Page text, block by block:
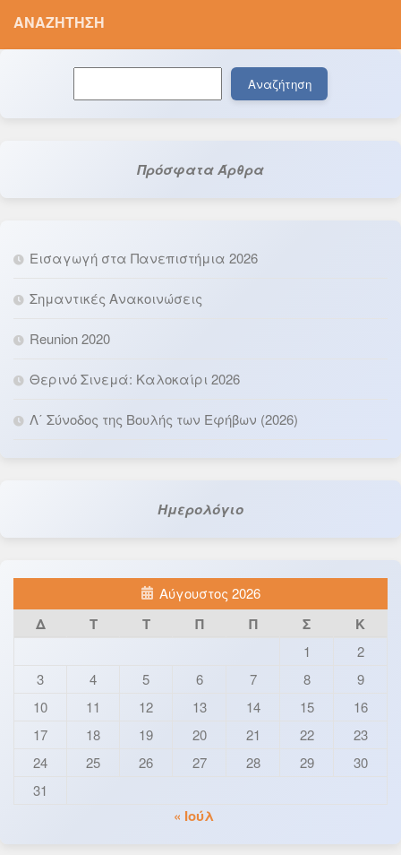
ΑΝΑΖΉΤΗΣΗ
Αναζήτηση
Πρόσφατα Άρθρα
Εισαγωγή στα Πανεπιστήμια 2026
Σημαντικές Ανακοινώσεις
Reunion 2020
Θερινό Σινεμά: Καλοκαίρι 2026
Λ΄ Σύνοδος της Βουλής των Εφήβων (2026)
Ημερολόγιο
Αύγουστος 2026
Δ Τ Τ Π Π Σ Κ
1
2
3
4 5 6 7 8
9
10
11 12 13 14 15
16
17
18 19 20 21 22
23
24
25 26 27 28 29
30
31
« Ιούλ